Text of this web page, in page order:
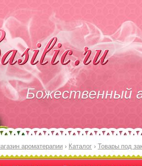
Божественный
ароматерапии › Каталог › Товары под